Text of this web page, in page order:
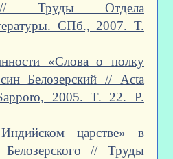
// Труды Отдела
СПб., 2007. Т.
«Слова о полку
Белозерский // Acta
2005. T. 22. P.
царстве» в
// Труды